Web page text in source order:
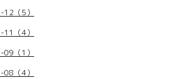
（5）
（4）
（1）
（4）